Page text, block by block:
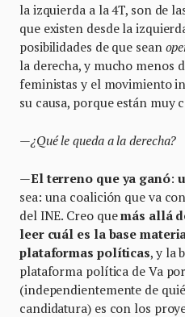
la izquierda a la 4T, son de
que existen desde la
posibilidades de que sean
la derecha, y mucho menos
feministas y el movimiento
su causa, porque están muy
—¿Qué le queda a la derecha?
—El terreno que ya ganó:
sea: una coalición que va
del INE. Creo quemás allá
leer cuál es la base
plataformas políticas, y la
plataforma política de Va
(independientemente de
candidatura) es con los